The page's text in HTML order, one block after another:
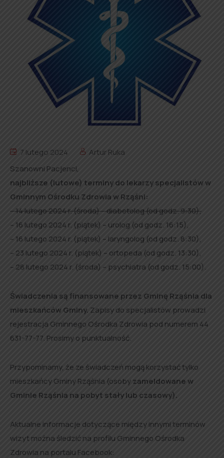
7 lutego 2024
Artur Ruka
Szanowni Pacjenci,
najbliższe (lutowe) terminy do lekarzy specjalistów w
Gminnym Ośrodku Zdrowia w Rząśni:
– 14 lutego 2024 r. (środa) – diabetolog (od godz. 9:30),
– 16 lutego 2024 r. (piątek) – urolog (od godz. 16:15),
– 16 lutego 2024 r. (piątek) – laryngolog (od godz. 8:30),
– 23 lutego 2024 r. (piątek) – ortopeda (od godz. 13:30),
– 28 lutego 2024 r. (środa) – psychiatra (od godz. 15:00).
Świadczenia są finansowane przez Gminę Rząśnia dla
mieszkańców Gminy. Zapisy do specjalistów prowadzi
rejestracja Gminnego Ośrodka Zdrowia pod numerem 44
631-77-77. Prosimy o punktualność.
Przypominamy, że ze świadczeń mogą korzystać tylko
mieszkańcy Gminy Rząśnia (osoby zameldowane w
Gminie Rząśnia na pobyt stały lub czasowy).
Aktualne informacje dotyczące między innymi terminów
wizyt można śledzić na profilu Gminnego Ośrodka
Zdrowia na portalu Facebook: